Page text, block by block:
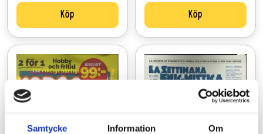
Samtycke Information Om
Köp Köp